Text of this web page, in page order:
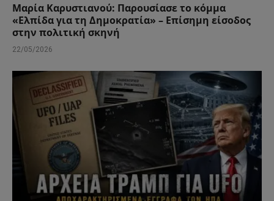
Μαρία Καρυστιανού: Παρουσίασε το κόμμα
«Ελπίδα για τη Δημοκρατία» – Επίσημη είσοδος
στην πολιτική σκηνή
22/05/2026